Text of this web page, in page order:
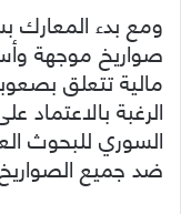
ومع بدء
صواريخ موجهة
مالية تتعلق
الرغبة بالاعتماد
السوري للبحوث
ضد جميع